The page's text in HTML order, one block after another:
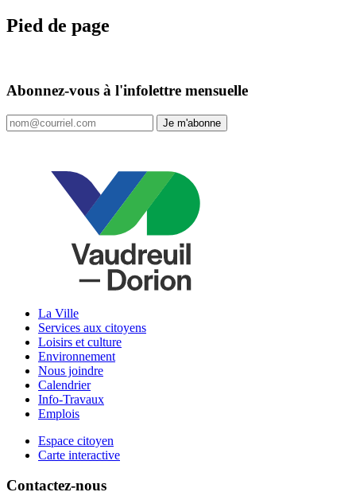
Pied de page
Abonnez-vous à l'infolettre mensuelle
Je m'abonne
La Ville
Services aux citoyens
Loisirs et culture
Environnement
Nous joindre
Calendrier
Info-Travaux
Emplois
Espace citoyen
Carte interactive
Contactez-nous